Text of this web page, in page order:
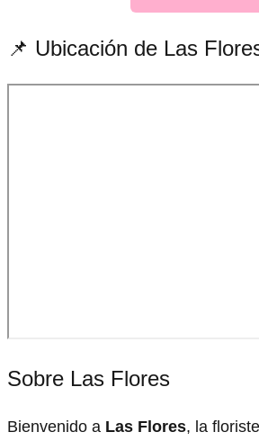
📌 Ubicación de Las
Sobre Las Flores
Bienvenido a Las Flores, la